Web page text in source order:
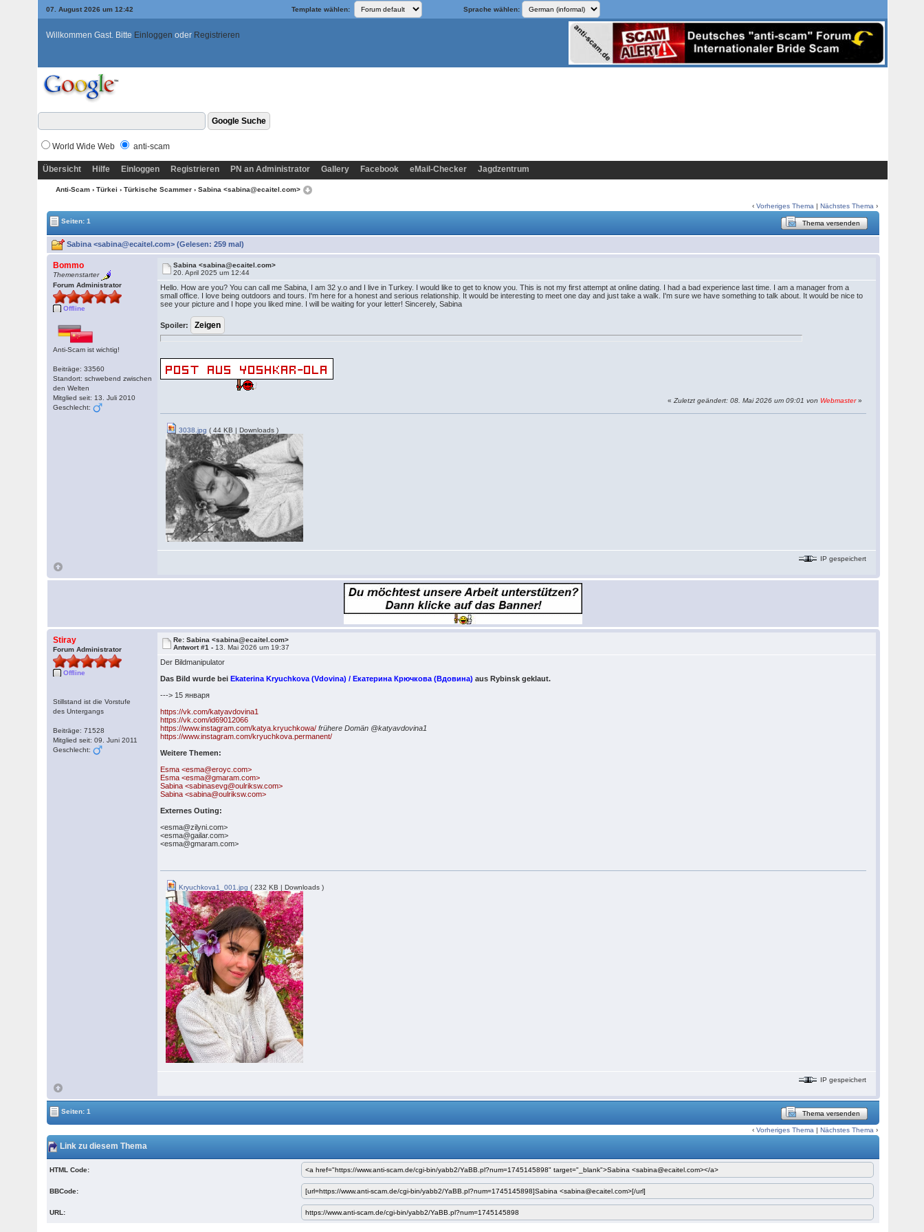
07. August 2026 um 12:42 Template wählen: Sprache wählen:
Willkommen Gast. Bitte Einloggen oder Registrieren
World Wide Web anti-scam
Übersicht Hilfe Einloggen Registrieren PN an Administrator Gallery Facebook eMail-Checker Jagdzentrum
Anti-Scam › Türkei › Türkische Scammer › Sabina <sabina@ecaitel.com>
‹Vorheriges Thema |Nächstes Thema ›
Seiten: 1
Thema versenden
Sabina <sabina@ecaitel.com> (Gelesen: 259 mal)
Bommo
Themenstarter
Forum Administrator
Offline
Anti-Scam ist wichtig!
Beiträge: 33560
Standort: schwebend zwischen
den Welten
Mitglied seit: 13. Juli 2010
Geschlecht:
Sabina <sabina@ecaitel.com>
20. April 2025 um 12:44
Hello. How are you? You can call me Sabina, I am 32 y.o and I live in Turkey. I would like to get to know you. This is not my first attempt at online dating. I had a bad experience last time. I am a manager from a
small office. I love being outdoors and tours. I'm here for a honest and serious relationship. It would be interesting to meet one day and just take a walk. I'm sure we have something to talk about. It would be nice to
see your picture and I hope you liked mine. I will be waiting for your letter! Sincerely, Sabina
Spoiler:
«Zuletzt geändert: 08. Mai 2026 um 09:01 von Webmaster»
3038.jpg ( 44 KB | Downloads )
IP gespeichert
Stiray
Forum Administrator
Offline
Stillstand ist die Vorstufe
des Untergangs
Beiträge: 71528
Mitglied seit: 09. Juni 2011
Geschlecht:
Re: Sabina <sabina@ecaitel.com>
Antwort #1 - 13. Mai 2026 um 19:37
Der Bildmanipulator
Das Bild wurde beiEkaterina Kryuchkova (Vdovina) / Екатерина Крючкова (Вдовина) aus Rybinsk geklaut.
---> 15 января
https://vk.com/katyavdovina1
https://vk.com/id69012066
https://www.instagram.com/katya.kryuchkowa/ frühere Domän @katyavdovina1
https://www.instagram.com/kryuchkova.permanent/
Weitere Themen:
Esma <esma@eroyc.com>
Esma <esma@gmaram.com>
Sabina <sabinasevg@oulriksw.com>
Sabina <sabina@oulriksw.com>
Externes Outing:
<esma@zilyni.com>
<esma@gailar.com>
<esma@gmaram.com>
Kryuchkova1_001.jpg ( 232 KB | Downloads )
IP gespeichert
Seiten: 1 Thema versenden
‹Vorheriges Thema |Nächstes Thema ›
Link zu diesem Thema
HTML Code:
BBCode:
URL: